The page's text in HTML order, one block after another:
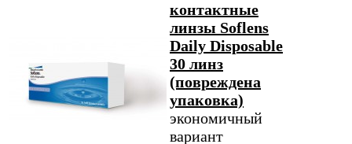
контактные
линзы Soflens
Daily Disposable
30 линз
(повреждена
упаковка)
экономичный
вариант